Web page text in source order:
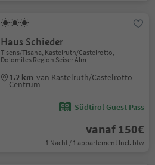
Haus Schieder
Tisens/Tisana, Kastelruth/Castelrotto,
Dolomites Region Seiser Alm
1.2 km van Kastelruth/Castelrotto
Centrum
Südtirol Guest Pass
vanaf 150€
1 Nacht / 1 appartement Incl. btw